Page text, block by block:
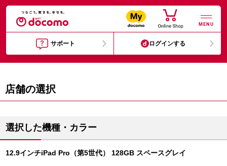
MENU
サポート ログインする
店舗の選択
選択した機種・カラー
12.9インチiPad Pro（第5世代） 128GB スペースグレイ